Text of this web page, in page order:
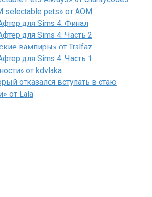
selectable pets» от AOM
для Sims 4. Финал
для Sims 4. Часть 2
вампиры» от Tralfaz
для Sims 4. Часть 1
от kdvlaka
отказался вступать в стаю
от Lala